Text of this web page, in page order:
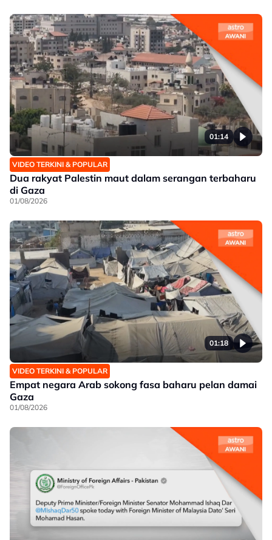
01:14
VIDEO TERKINI & POPULAR
Dua rakyat Palestin maut dalam serangan terbaharu
di Gaza
01/08/2026
01:18
VIDEO TERKINI & POPULAR
Empat negara Arab sokong fasa baharu pelan damai
Gaza
01/08/2026